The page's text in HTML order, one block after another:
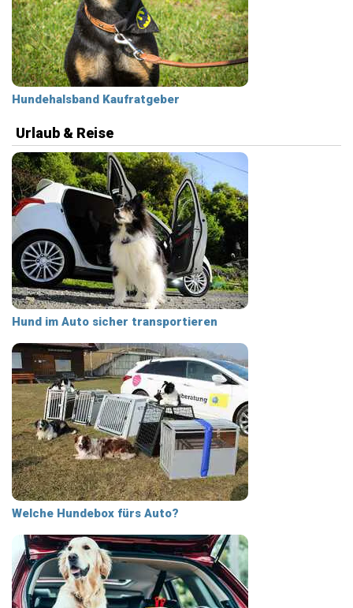
Hundehalsband Kaufratgeber
Urlaub & Reise
Hund im Auto sicher transportieren
Welche Hundebox fürs Auto?